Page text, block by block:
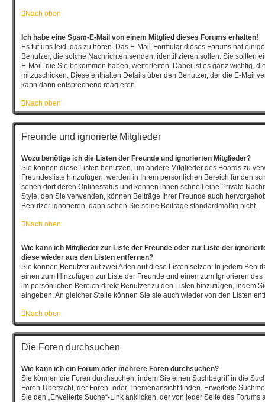
Nach oben
Ich habe eine Spam-E-Mail von einem Mitglied dieses Forums erhalten!
Es tut uns leid, das zu hören. Das E-Mail-Formular dieses Forums hat
Benutzer, die solche Nachrichten senden, identifizieren sollen. Sie sollten
E-Mail, die Sie bekommen haben, weiterleiten. Dabei ist es ganz wichtig,
mitzuschicken. Diese enthalten Details über den Benutzer, der die E-Mail
kann dann entsprechend reagieren.
Nach oben
Freunde und ignorierte Mitglieder
Wozu benötige ich die Listen der Freunde und ignorierten Mitglieder?
Sie können diese Listen benutzen, um andere Mitglieder des Boards zu
Freundesliste hinzufügen, werden in Ihrem persönlichen Bereich für den
sehen dort deren Onlinestatus und können ihnen schnell eine Private
Style, den Sie verwenden, können Beiträge Ihrer Freunde auch
Benutzer ignorieren, dann sehen Sie seine Beiträge standardmäßig nicht.
Nach oben
Wie kann ich Mitglieder zur Liste der Freunde oder zur Liste der
diese wieder aus den Listen entfernen?
Sie können Benutzer auf zwei Arten auf diese Listen setzen: In jedem
einen zum Hinzufügen zur Liste der Freunde und einen zum Ignorieren
im persönlichen Bereich direkt Benutzer zu den Listen hinzufügen, indem
eingeben. An gleicher Stelle können Sie sie auch wieder von den Listen
Nach oben
Die Foren durchsuchen
Wie kann ich ein Forum oder mehrere Foren durchsuchen?
Sie können die Foren durchsuchen, indem Sie einen Suchbegriff in die
Foren-Übersicht, der Foren- oder Themenansicht finden. Erweiterte
Sie den „Erweiterte Suche“-Link anklicken, der von jeder Seite des Forums